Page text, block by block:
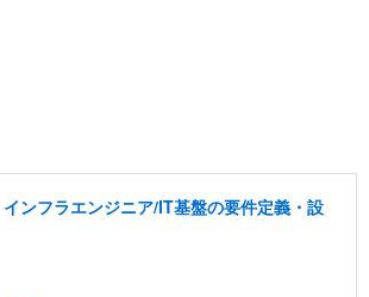
インフラエンジニア/IT基盤の要件定義・設